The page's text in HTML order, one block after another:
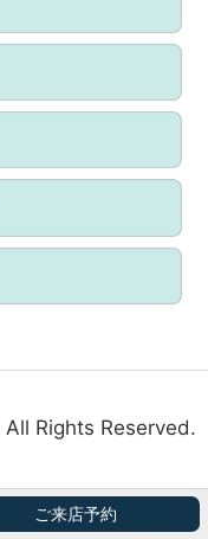
ご来店予約
All Rights Reserved.